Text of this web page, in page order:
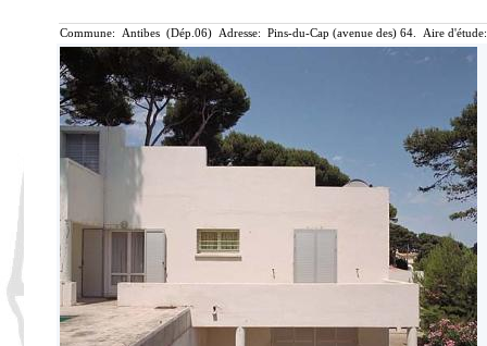
Commune: Antibes (Dép.06) Adresse: Pins-du-Cap (avenue des) 64. Aire